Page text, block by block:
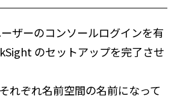
ザーのコンソールログインを有
のセットアップを完了させ
れぞれ名前空間の名前になって